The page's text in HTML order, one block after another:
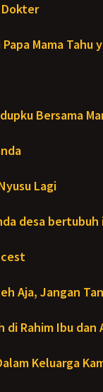
Dokter
Mama Tahu
Bersama
Lagi
desa
Aja, Jangan
di Rahim Ibu dan
Keluarga